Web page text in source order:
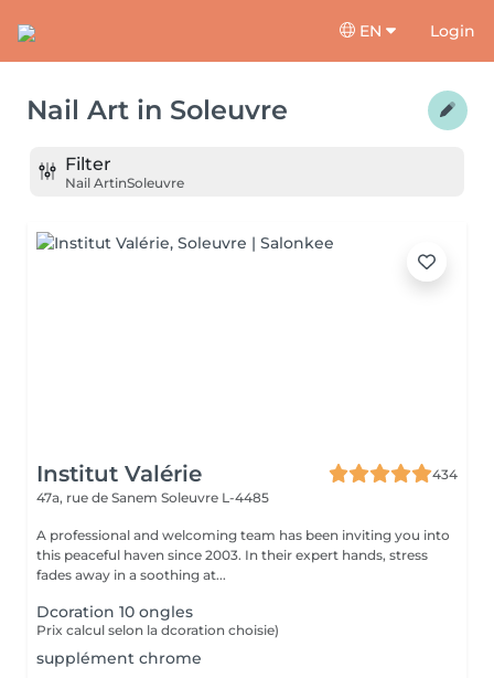
EN Login
Nail Art in Soleuvre
Filter
Nail ArtinSoleuvre
Institut Valérie
434
47a, rue de Sanem Soleuvre L-4485
A professional and welcoming team has been inviting you into
this peaceful haven since 2003. In their expert hands, stress
fades away in a soothing at...
Dcoration 10 ongles
Prix calcul selon la dcoration choisie)
supplément chrome